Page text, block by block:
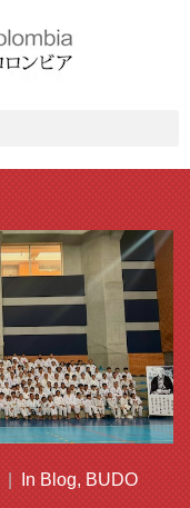
| InBlog,BUDO